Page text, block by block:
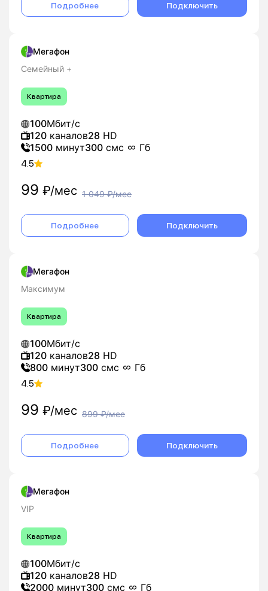
Подробнее Подключить
Мегафон
Семейный +
Квартира
100Мбит/с
120 каналов28 HD
1500 минут300 смс Гб
4.5
99 ₽/мес 1 049₽/мес
Подробнее Подключить
Мегафон
Максимум
Квартира
100Мбит/с
120 каналов28 HD
800 минут300 смс Гб
4.5
99 ₽/мес 899₽/мес
Подробнее Подключить
Мегафон
VIP
Квартира
100Мбит/с
120 каналов28 HD
2000 минут300 смс Гб